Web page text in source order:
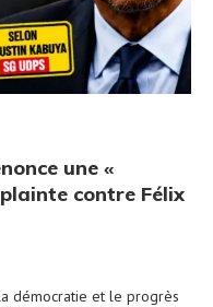
une «
contre Félix
démocratie et le progrès